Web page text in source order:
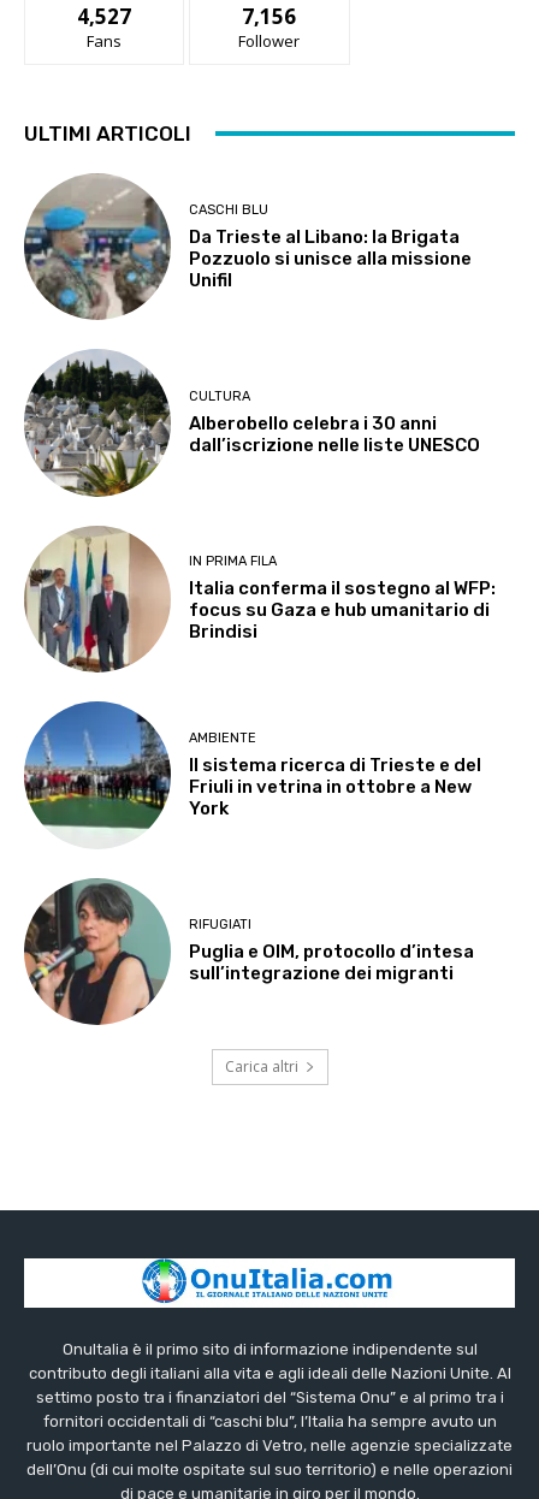
4,527
Fans
7,156
Follower
ULTIMI ARTICOLI
CASCHI BLU
Da Trieste al Libano: la Brigata
Pozzuolo si unisce alla missione
Unifil
CULTURA
Alberobello celebra i 30 anni
dall’iscrizione nelle liste UNESCO
IN PRIMA FILA
Italia conferma il sostegno al WFP:
focus su Gaza e hub umanitario di
Brindisi
AMBIENTE
Il sistema ricerca di Trieste e del
Friuli in vetrina in ottobre a New
York
RIFUGIATI
Puglia e OIM, protocollo d’intesa
sull’integrazione dei migranti
Carica altri
OnuItalia è il primo sito di informazione indipendente sul
contributo degli italiani alla vita e agli ideali delle Nazioni Unite. Al
settimo posto tra i finanziatori del “Sistema Onu” e al primo tra i
fornitori occidentali di “caschi blu”, l’Italia ha sempre avuto un
ruolo importante nel Palazzo di Vetro, nelle agenzie specializzate
dell’Onu (di cui molte ospitate sul suo territorio) e nelle operazioni
di pace e umanitarie in giro per il mondo.